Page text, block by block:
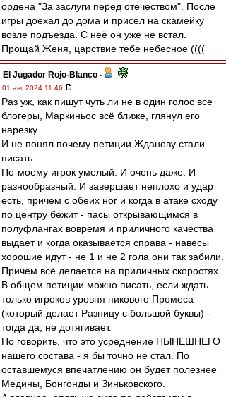
ордена "За заслуги перед отечеством". После
игры доехал до дома и присел на скамейку
возле подъезда. С неё он уже не встал.
Прощай Женя, царствие тебе небесное ((((
El Jugador Rojo-Blanco -
01 авг 2024 11:46
Раз уж, как пишут чуть ли не в один голос все
блогеры, Маркиньос всё ближе, глянул его
нарезку.
И не понял почему петиции Жданову стали
писать.
По-моему игрок умелый. И очень даже. И
разнообразный. И завершает неплохо и удар
есть, причем с обеих ног и когда в атаке сходу
по центру бежит - пасы открывающимся в
полуфлангах вовремя и приличного качества
выдает и когда оказывается справа - навесы
хорошие идут - не 1 и не 2 гола они так забили.
Причем всё делается на приличных скоростях
В общем петиции можно писать, если ждать
только игроков уровня пикового Промеса
(который делает Разницу с большой буквы) -
тогда да, не дотягивает.
Но говорить, что это усреднение НЫНЕШНЕГО
нашего состава - я бы точно не стал. По
оставшемуся впечатлению он будет полезнее
Медины, Бонгонды и Зиньковского.